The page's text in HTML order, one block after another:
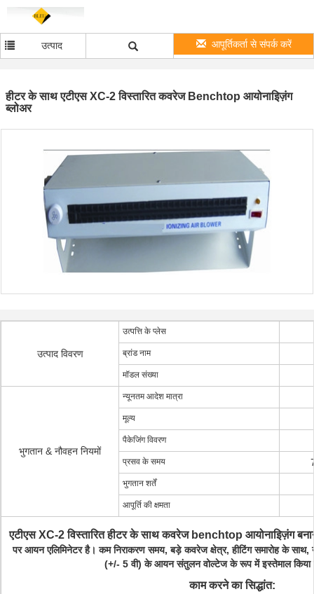
उत्पाद आपूर्तिकर्ता से संपर्क करें
हीटर के साथ एटीएस XC-2 विस्तारित कवरेज Benchtop आयोनाइिज़ंग
ब्लोअर
उत्पाद विवरण
उत्पत्ति के प्लेस
ब्रांड नाम
मॉडल संख्या
भुगतान & नौवहन नियमों
न्यूनतम आदेश मात्रा
मूल्य
पैकेजिंग विवरण
प्रसव के समय
भुगतान शर्तें
आपूर्ति की क्षमता
एटीएस XC-2 विस्तारित हीटर के साथ कवरेज benchtop आयोनाइिज़ंग
पर आयन एलिमिनेटर है। कम निराकरण समय, बड़े कवरेज क्षेत्र, हीटिंग समारोह के
(+/- 5 वी) के आयन संतुलन वोल्टेज के रूप में इस्तेमाल किया
काम करने का सिद्धांत: